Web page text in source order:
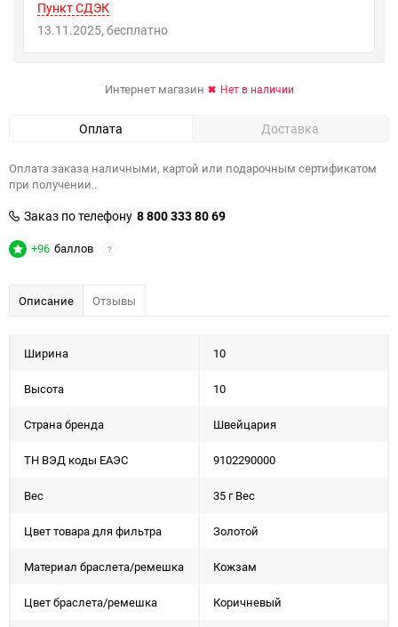
Пункт СДЭК
13.11.2025
Бесплатно
Интернет магазин Нет в наличии
Оплата Доставка
Оплата заказа наличными, картой или подарочным сертификатом
при получении..
Заказ по телефону 8 800 333 80 69
+96 баллов ?
Описание Отзывы
Ширина 10
Высота 10
Страна бренда Швейцария
ТН ВЭД коды ЕАЭС 9102290000
Вес 35 г Вес
Цвет товара для фильтра Золотой
Материал браслета/ремешка Кожзам
Цвет браслета/ремешка Коричневый